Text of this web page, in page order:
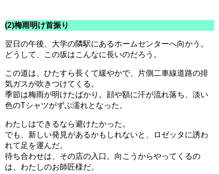
(2)梅雨明け首振り
翌日の午後、大学の隣駅にあるホームセンターへ向かう。
どうして、この坂はこんなに長いのだろう。
この道は、ひたすら長くて緩やかで、片側二車線道路の排
気ガスが吹きつけてくる。
季節は梅雨が明けたばかり。顔や額に汗が流れ落ち、淡い
色のTシャツがずぶ濡れとなった。
わたしはできるなら避けたかった。
でも、新しい発見があるかもしれないと、ロゼッタに誘わ
れて足を運んだ。
待ち合わせは、その店の入口。向こうからやってくるの
は、わたしのお師匠様だ。